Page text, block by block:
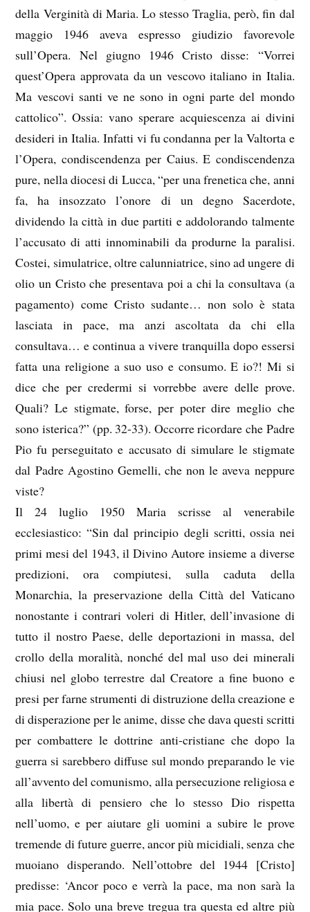
della Verginità di Maria. Lo stesso Traglia, però, fin dal
maggio 1946 aveva espresso giudizio favorevole
sull’Opera. Nel giugno 1946 Cristo disse: “Vorrei
quest’Opera approvata da un vescovo italiano in Italia.
Ma vescovi santi ve ne sono in ogni parte del mondo
cattolico”. Ossia: vano sperare acquiescenza ai divini
desideri in Italia. Infatti vi fu condanna per la Valtorta e
l’Opera, condiscendenza per Caius. E condiscendenza
pure, nella diocesi di Lucca, “per una frenetica che, anni
fa, ha insozzato l’onore di un degno Sacerdote,
dividendo la città in due partiti e addolorando talmente
l’accusato di atti innominabili da produrne la paralisi.
Costei, simulatrice, oltre calunniatrice, sino ad ungere di
olio un Cristo che presentava poi a chi la consultava (a
pagamento) come Cristo sudante… non solo è stata
lasciata in pace, ma anzi ascoltata da chi ella
consultava… e continua a vivere tranquilla dopo essersi
fatta una religione a suo uso e consumo. E io?! Mi si
dice che per credermi si vorrebbe avere delle prove.
Quali? Le stigmate, forse, per poter dire meglio che
sono isterica?” (pp. 32-33). Occorre ricordare che Padre
Pio fu perseguitato e accusato di simulare le stigmate
dal Padre Agostino Gemelli, che non le aveva neppure
viste?
Il 24 luglio 1950 Maria scrisse al venerabile
ecclesiastico: “Sin dal principio degli scritti, ossia nei
primi mesi del 1943, il Divino Autore insieme a diverse
predizioni, ora compiutesi, sulla caduta della
Monarchia, la preservazione della Città del Vaticano
nonostante i contrari voleri di Hitler, dell’invasione di
tutto il nostro Paese, delle deportazioni in massa, del
crollo della moralità, nonché del mal uso dei minerali
chiusi nel globo terrestre dal Creatore a fine buono e
presi per farne strumenti di distruzione della creazione e
di disperazione per le anime, disse che dava questi scritti
per combattere le dottrine anti-cristiane che dopo la
guerra si sarebbero diffuse sul mondo preparando le vie
all’avvento del comunismo, alla persecuzione religiosa e
alla libertà di pensiero che lo stesso Dio rispetta
nell’uomo, e per aiutare gli uomini a subire le prove
tremende di future guerre, ancor più micidiali, senza che
muoiano disperando. Nell’ottobre del 1944 [Cristo]
predisse: ‘Ancor poco e verrà la pace, ma non sarà la
mia pace. Solo una breve tregua tra questa ed altre più